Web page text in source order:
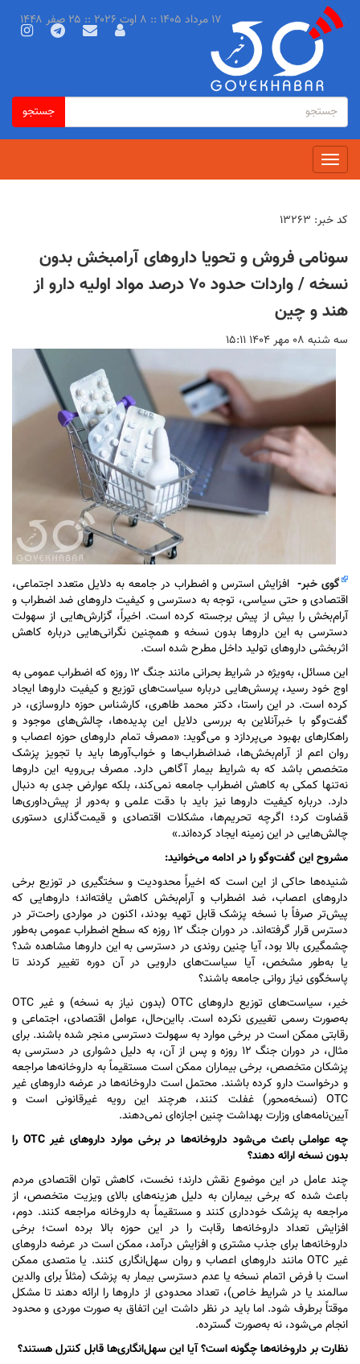
فرم
جستجو
جستجو
جستجو
Toggle
navigation
۱۷ مرداد ۱۴۰۵ :: ۸ اوت ۲۰۲۶ :: ۲۵ صفر ۱۴۴۸
کد خبر: ۱۳۲۶۳
سونامی فروش و تحویا دارو‌های آرامبخش بدون
نسخه / واردات حدود ۷۰ درصد مواد اولیه دارو از
هند و چین
سه شنبه ۰۸ مهر ۱۴۰۴ ۱۵:۱۱
گوی خبر- افزایش استرس و اضطراب در جامعه به دلایل متعدد اجتماعی،
اقتصادی و حتی سیاسی، توجه به دسترسی و کیفیت دارو‌های ضد اضطراب و
آرام‌بخش را بیش از پیش برجسته کرده است. اخیراً، گزارش‌هایی از سهولت
دسترسی به این دارو‌ها بدون نسخه و همچنین نگرانی‌هایی درباره کاهش
اثربخشی دارو‌های تولید داخل مطرح شده است.
این مسائل، به‌ویژه در شرایط بحرانی مانند جنگ ۱۲ روزه که اضطراب عمومی به
اوج خود رسید، پرسش‌هایی درباره سیاست‌های توزیع و کیفیت دارو‌ها ایجاد
کرده است. در این راستا، دکتر محمد طاهری، کارشناس حوزه داروسازی، در
گفت‌و‌گو با خبرآنلاین به بررسی دلایل این پدیده‌ها، چالش‌های موجود و
راهکار‌های بهبود می‌پردازد و می‌گوید: «مصرف تمام دارو‌های حوزه اعصاب و
روان اعم از آرام‌بخش‌ها، ضداضطراب‌ها و خواب‌آور‌ها باید با تجویز پزشک
متخصص باشد که به شرایط بیمار آگاهی دارد. مصرف بی‌رویه این دارو‌ها
نه‌تنها کمکی به کاهش اضطراب جامعه نمی‌کند، بلکه عوارض جدی به دنبال
دارد. درباره کیفیت دارو‌ها نیز باید با دقت علمی و به‌دور از پیش‌داوری‌ها
قضاوت کرد؛ اگرچه تحریم‌ها، مشکلات اقتصادی و قیمت‌گذاری دستوری
چالش‌هایی در این زمینه ایجاد کرده‌اند.»
مشروح این گفت‌و‌گو را در ادامه می‌خوانید:
شنیده‌ها حاکی از این است که اخیراً محدودیت و سختگیری در توزیع برخی
دارو‌های اعصاب، ضد اضطراب و آرام‌بخش کاهش یافته‌اند؛ دارو‌هایی که
پیش‌تر صرفاً با نسخه پزشک قابل تهیه بودند، اکنون در مواردی راحت‌تر در
دسترس قرار گرفته‌اند. در دوران جنگ ۱۲ روزه که سطح اضطراب عمومی به‌طور
چشمگیری بالا بود، آیا چنین روندی در دسترسی به این دارو‌ها مشاهده شد؟
یا به‌طور مشخص، آیا سیاست‌های دارویی در آن دوره تغییر کردند تا
پاسخگوی نیاز روانی جامعه باشند؟
خیر، سیاست‌های توزیع دارو‌های OTC (بدون نیاز به نسخه) و غیر OTC
به‌صورت رسمی تغییری نکرده است. بااین‌حال، عوامل اقتصادی، اجتماعی و
رقابتی ممکن است در برخی موارد به سهولت دسترسی منجر شده باشند. برای
مثال، در دوران جنگ ۱۲ روزه و پس از آن، به دلیل دشواری در دسترسی به
پزشکان متخصص، برخی بیماران ممکن است مستقیماً به داروخانه‌ها مراجعه
و درخواست دارو کرده باشند. محتمل است داروخانه‌ها در عرضه دارو‌های غیر
OTC (نسخه‌محور) غفلت کنند، هرچند این رویه غیرقانونی است و
آیین‌نامه‌های وزارت بهداشت چنین اجازه‌ای نمی‌دهند.
چه عواملی باعث می‌شود داروخانه‌ها در برخی موارد دارو‌های غیر OTC را
بدون نسخه ارائه دهند؟
چند عامل در این موضوع نقش دارند؛ نخست، کاهش توان اقتصادی مردم
باعث شده که برخی بیماران به دلیل هزینه‌های بالای ویزیت متخصص، از
مراجعه به پزشک خودداری کنند و مستقیماً به داروخانه مراجعه کنند. دوم،
افزایش تعداد داروخانه‌ها رقابت را در این حوزه بالا برده است؛ برخی
داروخانه‌ها برای جذب مشتری و افزایش درآمد، ممکن است در عرضه دارو‌های
غیر OTC مانند دارو‌های اعصاب و روان سهل‌انگاری کنند. یا متصدی ممکن
است با فرض اتمام نسخه یا عدم دسترسی بیمار به پزشک (مثلاً برای والدین
سالمند یا در شرایط خاص)، تعداد محدودی از دارو‌ها را ارائه دهند تا مشکل
موقتاً برطرف شود. اما باید در نظر داشت این اتفاق به صورت موردی و محدود
انجام می‌شود، نه به‌صورت گسترده.
نظارت بر داروخانه‌ها چگونه است؟ آیا این سهل‌انگاری‌ها قابل کنترل هستند؟